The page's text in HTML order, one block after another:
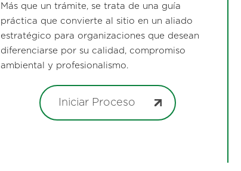
Más que un trámite, se trata de una guía
práctica que convierte al sitio en un aliado
estratégico para organizaciones que desean
diferenciarse por su calidad, compromiso
ambiental y profesionalismo.
Iniciar Proceso